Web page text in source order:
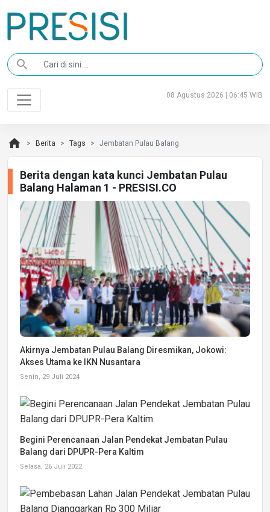
search
08 Agustus 2026 | 06:45 WIB
home Berita Tags Jembatan Pulau Balang
Berita dengan kata kunci Jembatan Pulau
Balang Halaman 1 - PRESISI.CO
Akirnya Jembatan Pulau Balang Diresmikan, Jokowi:
Akses Utama ke IKN Nusantara
Senin, 29 Juli 2024
Begini Perencanaan Jalan Pendekat Jembatan Pulau
Balang dari DPUPR-Pera Kaltim
Selasa, 26 Juli 2022